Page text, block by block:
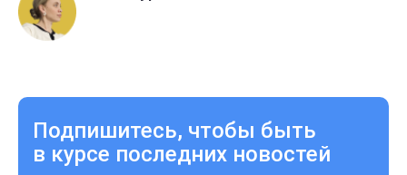
Подпишитесь, чтобы быть
в курсе последних новостей